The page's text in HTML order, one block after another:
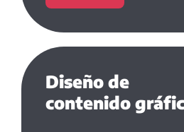
Diseño de
contenido